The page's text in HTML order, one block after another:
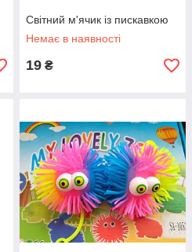
Світний м'ячик із пискавкою
Немає в наявності
19 ₴